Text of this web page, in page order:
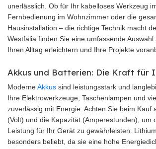
unerlässlich. Ob für Ihr kabelloses Werkzeug
Fernbedienung im Wohnzimmer oder die
Hausinstallation – die richtige Technik macht
Westfalia finden Sie eine umfassende
Ihren Alltag erleichtern und Ihre Projekte
Akkus und Batterien: Die Kraft für
ModerneAkkus sind leistungsstark und
Ihre Elektrowerkzeuge, Taschenlampen und
zuverlässig mit Energie. Achten Sie beim Kauf
(Volt) und die Kapazität (Amperestunden), um
Leistung für Ihr Gerät zu gewährleisten.
besonders beliebt, da sie eine hohe